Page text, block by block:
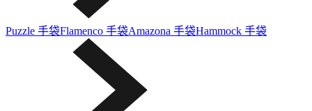
Puzzle 手袋Flamenco 手袋Amazona 手袋Hammock 手袋